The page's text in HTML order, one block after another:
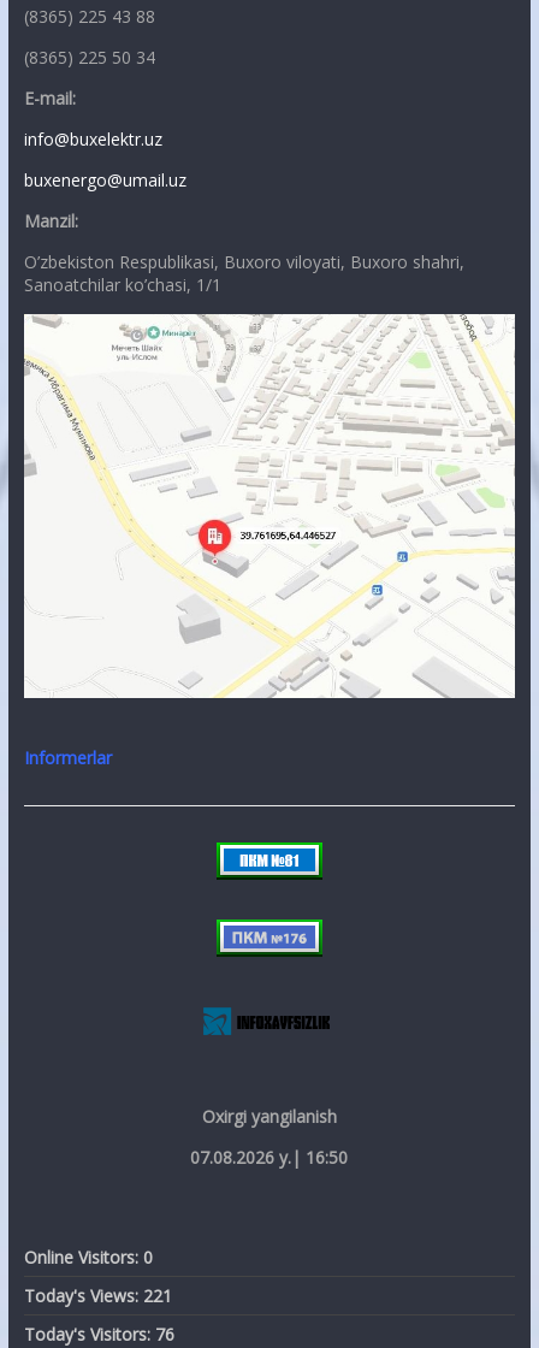
(8365) 225 43 88
(8365) 225 50 34
E-mail:
info@buxelektr.uz
buxenergo@umail.uz
Manzil:
O’zbekiston Respublikasi, Buxoro viloyati, Buxoro shahri,
Sanoatchilar ko’chasi, 1/1
Informerlar
Oxirgi yangilanish
07.08.2026 y.| 16:50
Online Visitors: 0
Today's Views: 221
Today's Visitors: 76